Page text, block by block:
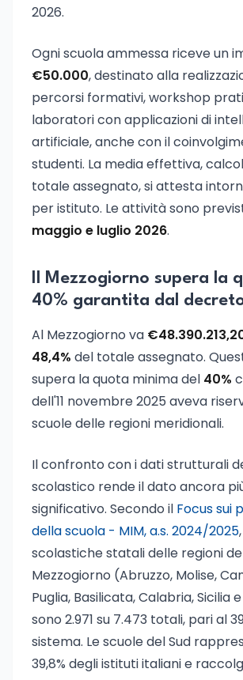
2026.
Ogni scuola ammessa riceve un
€50.000, destinato alla
percorsi formativi, workshop
laboratori con applicazioni di
artificiale, anche con il
studenti. La media effettiva,
totale assegnato, si attesta
per istituto. Le attività sono
maggio e luglio 2026.
Il Mezzogiorno supera la
40% garantita dal
Al Mezzogiorno va
48,4% del totale assegnato.
supera la quota minima del 40%
dell'11 novembre 2025 aveva
scuole delle regioni meridionali.
Il confronto con i dati strutturali
scolastico rende il dato ancora
significativo. Secondo il Focus sui
della scuola - MIM, a.s. 2024/2025
scolastiche statali delle regioni
Mezzogiorno (Abruzzo, Molise,
Puglia, Basilicata, Calabria, Sicilia
sono 2.971 su 7.473 totali, pari al
sistema. Le scuole del Sud
39,8% degli istituti italiani e